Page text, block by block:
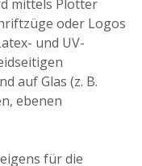
mittels Plotter
oder Logos
und UV-
auf Glas (z. B.
ebenen
für die